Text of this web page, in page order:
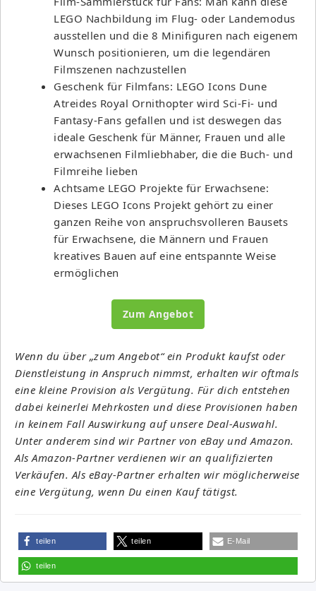
LEGO Nachbildung im Flug- oder Landemodus
ausstellen und die 8 Minifiguren nach eigenem
Wunsch positionieren, um die legendären
Filmszenen nachzustellen
Geschenk für Filmfans: LEGO Icons Dune
Atreides Royal Ornithopter wird Sci-Fi- und
Fantasy-Fans gefallen und ist deswegen das
ideale Geschenk für Männer, Frauen und alle
erwachsenen Filmliebhaber, die die Buch- und
Filmreihe lieben
Achtsame LEGO Projekte für Erwachsene:
Dieses LEGO Icons Projekt gehört zu einer
ganzen Reihe von anspruchsvolleren Bausets
für Erwachsene, die Männern und Frauen
kreatives Bauen auf eine entspannte Weise
ermöglichen
Zum Angebot
Wenn du über „zum Angebot“ ein Produkt kaufst oder
Dienstleistung in Anspruch nimmst, erhalten wir oftmals
eine kleine Provision als Vergütung. Für dich entstehen
dabei keinerlei Mehrkosten und diese Provisionen haben
in keinem Fall Auswirkung auf unsere Deal-Auswahl.
Unter anderem sind wir Partner von eBay und Amazon.
Als Amazon-Partner verdienen wir an qualifizierten
Verkäufen. Als eBay-Partner erhalten wir möglicherweise
eine Vergütung, wenn Du einen Kauf tätigst.
teilen teilen E-Mail
teilen